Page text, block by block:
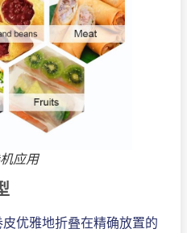
应用
优雅地折叠在精确放置的